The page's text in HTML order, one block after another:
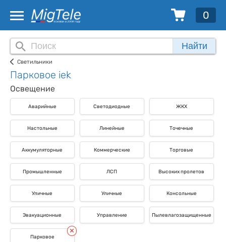
0
Найти
Светильники
Парковое iek
Освещение
Аварийные Светодиодные ЖКХ
Настольные Линейные Точечные
Аккумуляторные Коммерческие Торговые
Промышленные ЛСП Высоких пролетов
Уличные Уличные Консольные
Эвакуационные Управление Пылевлагозащищенные
Парковое